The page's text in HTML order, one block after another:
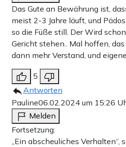
Das Gute an Bewährung ist,
meist 2-3 Jahre läuft, und
so die Füße still. Der Wird
Gericht stehen.. Mal hoffen,
dann mehr Verstand, und
5
Antworten
Pauline06.02.2024 um 15:26
Melden
Fortsetzung:
„Ein abscheuliches Verhalten“,